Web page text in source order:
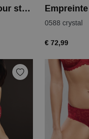
Empreinte amour string
0588 crystal
€ 72,99